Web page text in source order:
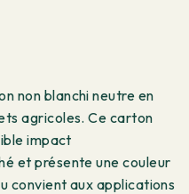
non blanchi neutre en
agricoles. Ce carton
impact
et présente une couleur
convient aux applications